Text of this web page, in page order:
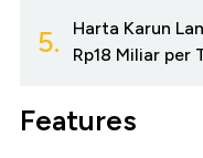
5.
Harta Karun
Rp18 Miliar per
Features